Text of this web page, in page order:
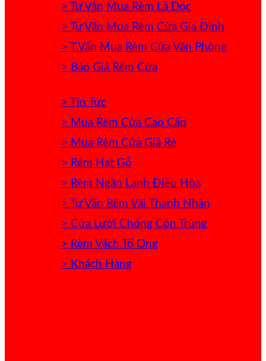
> Tư Vấn Mua Rèm Lá Dọc
> Tư Vấn Mua Rèm Cửa Gia Đình
> T.Vấn Mua Rèm Cửa Văn Phòng
> Báo Giá Rèm Cửa
> Tin Tức
> Mua Rèm Cửa Cao Cấp
> Mua Rèm Cửa Giá Rẻ
> Rèm Hạt Gỗ
> Rèm Ngăn Lạnh Điều Hòa
> Tư Vấn Rèm Vải Thanh Nhàn
> Cửa Lưới Chống Côn Trùng
> Rèm Vách Tổ Ong
> Khách Hàng